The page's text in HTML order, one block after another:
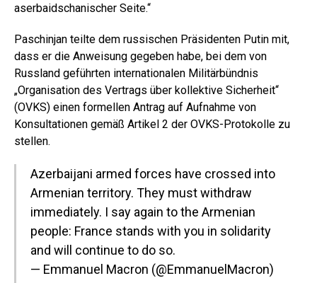
aserbaidschanischer Seite.“
Paschinjan teilte dem russischen Präsidenten Putin mit,
dass er die Anweisung gegeben habe, bei dem von
Russland geführten internationalen Militärbündnis
„Organisation des Vertrags über kollektive Sicherheit“
(OVKS) einen formellen Antrag auf Aufnahme von
Konsultationen gemäß Artikel 2 der OVKS-Protokolle zu
stellen.
Azerbaijani armed forces have crossed into
Armenian territory. They must withdraw
immediately. I say again to the Armenian
people: France stands with you in solidarity
and will continue to do so.
— Emmanuel Macron (@EmmanuelMacron)